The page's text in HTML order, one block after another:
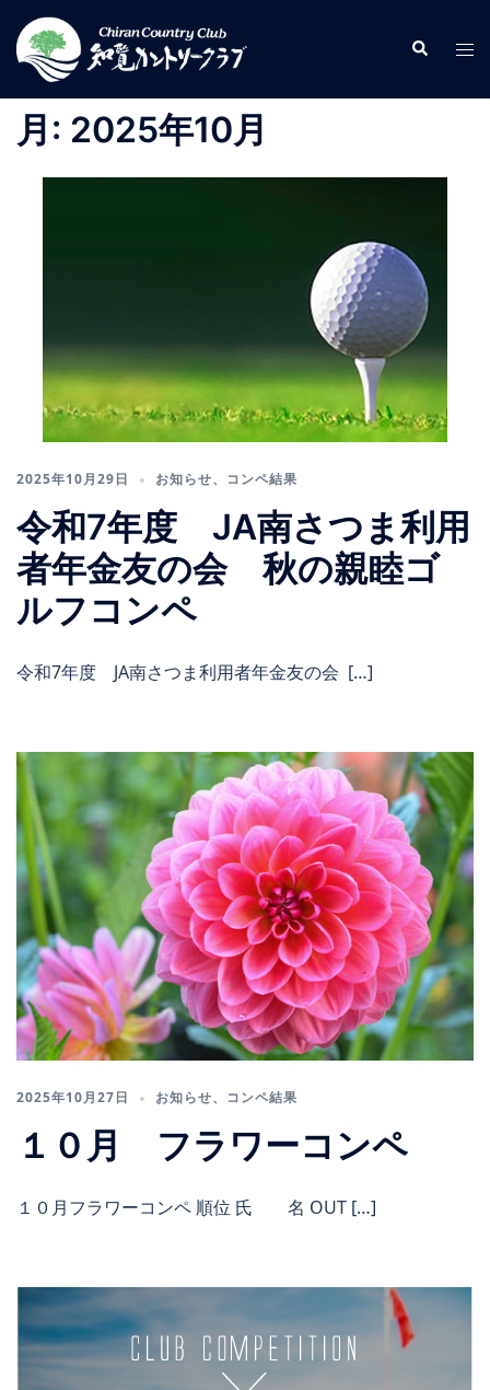
ン
検
索
ト
ル
月: 2025年10月
2025年10月29日 お知らせ、 コンペ結果
令和7年度 JA南さつま利用
者年金友の会 秋の親睦ゴ
ルフコンペ
令和7年度 JA南さつま利用者年金友の会 […]
2025年10月27日 お知らせ、 コンペ結果
１０月 フラワーコンペ
１０月フラワーコンペ 順位 氏 名 OUT […]